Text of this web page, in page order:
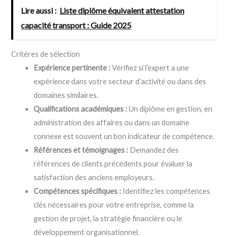
Lire aussi : Liste diplôme équivalent attestation
capacité transport : Guide 2025
Critères de sélection
Expérience pertinente :Vérifiez si l’expert a une
expérience dans votre secteur d’activité ou dans des
domaines similaires.
Qualifications académiques :Un diplôme en gestion, en
administration des affaires ou dans un domaine
connexe est souvent un bon indicateur de compétence.
Références et témoignages : Demandez des
références de clients précédents pour évaluer la
satisfaction des anciens employeurs.
Compétences spécifiques : Identifiez les compétences
clés nécessaires pour votre entreprise, comme la
gestion de projet, la stratégie financière ou le
développement organisationnel.